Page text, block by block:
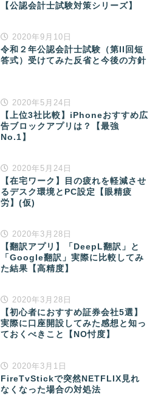
【公認会計士試験対策シリーズ】
2020年9月10日
令和２年公認会計士試験（第II回短
答式）受けてみた反省と今後の方針
2020年5月24日
【上位3社比較】iPhoneおすすめ広
告ブロックアプリは？【最強
No.1】
2020年5月24日
【在宅ワーク】目の疲れを軽減させ
るデスク環境とPC設定【眼精疲
労】(仮)
2020年3月28日
【翻訳アプリ】「DeepL翻訳」と
「Google翻訳」実際に比較してみ
た結果【高精度】
2020年3月28日
【初心者におすすめ証券会社5選】
実際に口座開設してみた感想と知っ
ておくべきこと【NO忖度】
2020年3月1日
FireTvStickで突然NETFLIX見れ
なくなった場合の対処法